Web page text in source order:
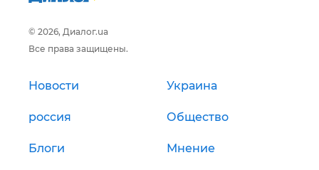
© 2026, Диалог.ua
Все права защищены.
Новости Украина
россия Общество
Блоги Мнение